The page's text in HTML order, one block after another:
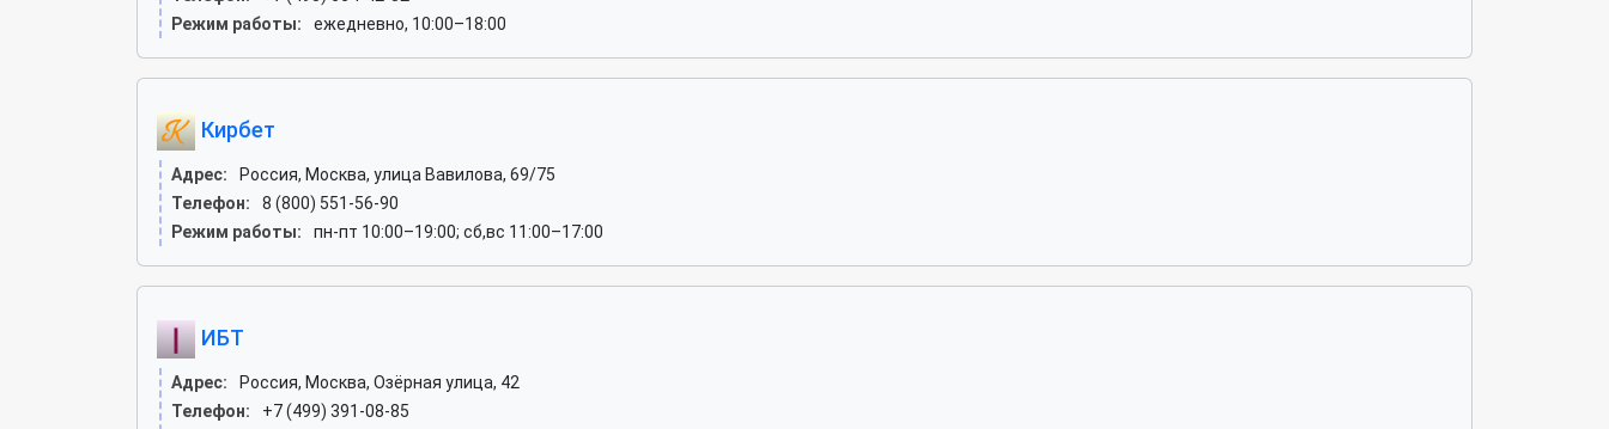
Режим работы:
ежедневно, 10:00–18:00
Кирбет
Адрес:
Россия, Москва, улица Вавилова, 69/75
Телефон:
8 (800) 551-56-90
Режим работы:
пн-пт 10:00–19:00; сб,вс 11:00–17:00
ИБТ
Адрес:
Россия, Москва, Озёрная улица, 42
Телефон:
+7 (499) 391-08-85